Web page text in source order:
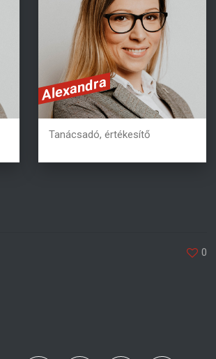
Alexandra
Tanácsadó, értékesítő
erat. Fusce aliquam
vestibulum ipsum. Aliquam
erat volutpat.
+36 20 362 2978
0